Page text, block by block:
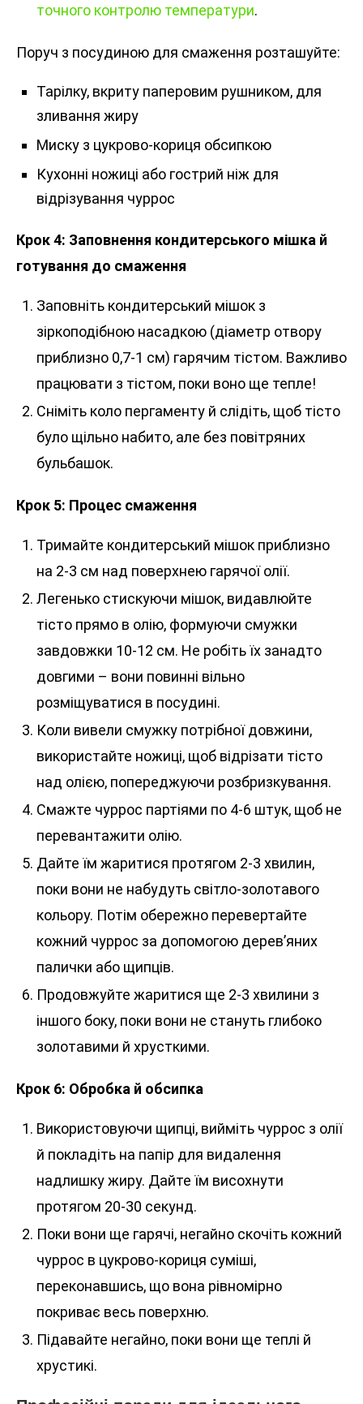
точного контролю температури.
Поруч з посудиною для смаження розташуйте:
Тарілку, вкриту паперовим рушником, для
зливання жиру
Миску з цукрово-кориця обсипкою
Кухонні ножиці або гострий ніж для
відрізування чуррос
Крок 4: Заповнення кондитерського мішка й
готування до смаження
Заповніть кондитерський мішок з
зіркоподібною насадкою (діаметр отвору
приблизно 0,7-1 см) гарячим тістом. Важливо
працювати з тістом, поки воно ще тепле!
Сніміть коло пергаменту й слідіть, щоб тісто
було щільно набито, але без повітряних
бульбашок.
Крок 5: Процес смаження
Тримайте кондитерський мішок приблизно
на 2-3 см над поверхнею гарячої олії.
Легенько стискуючи мішок, видавлюйте
тісто прямо в олію, формуючи смужки
завдовжки 10-12 см. Не робіть їх занадто
довгими – вони повинні вільно
розміщуватися в посудині.
Коли вивели смужку потрібної довжини,
використайте ножиці, щоб відрізати тісто
над олією, попереджуючи розбризкування.
Смажте чуррос партіями по 4-6 штук, щоб не
перевантажити олію.
Дайте їм жаритися протягом 2-3 хвилин,
поки вони не набудуть світло-золотавого
кольору. Потім обережно перевертайте
кожний чуррос за допомогою дерев’яних
палички або щипців.
Продовжуйте жаритися ще 2-3 хвилини з
іншого боку, поки вони не стануть глибоко
золотавими й хрусткими.
Крок 6: Обробка й обсипка
Використовуючи щипці, вийміть чуррос з олії
й покладіть на папір для видалення
надлишку жиру. Дайте їм висохнути
протягом 20-30 секунд.
Поки вони ще гарячі, негайно скочіть кожний
чуррос в цукрово-кориця суміші,
переконавшись, що вона рівномірно
покриває весь поверхню.
Підавайте негайно, поки вони ще теплі й
хрустикі.